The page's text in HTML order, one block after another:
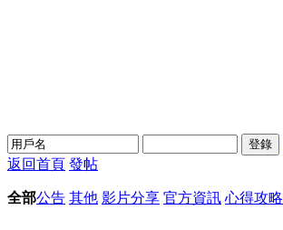
登錄
返回首頁 發帖
全部公告 其他 影片分享 官方資訊 心得攻略